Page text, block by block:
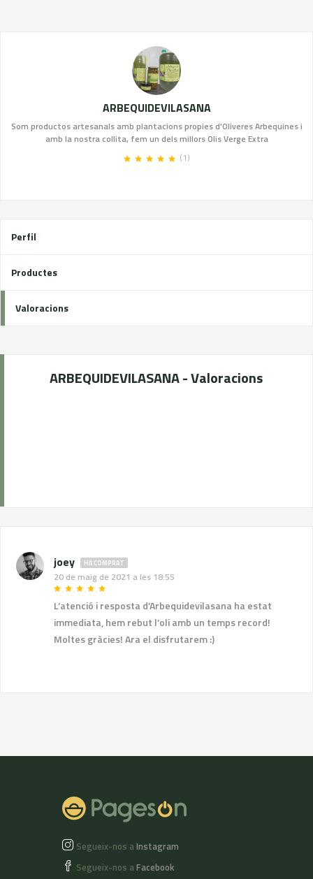
ARBEQUIDEVILASANA
Som productos artesanals amb plantacions propies d'Oliveres Arbequines i
amb la nostra collita, fem un dels millors Olis Verge Extra
(1)
Perfil
Productes
Valoracions
ARBEQUIDEVILASANA - Valoracions
joey HA COMPRAT
20 de maig de 2021 a les 18:55
L’atenció i resposta d’Arbequidevilasana ha estat
immediata, hem rebut l’oli amb un temps record!
Moltes gràcies! Ara el disfrutarem :)
Segueix-nos aInstagram
Segueix-nos aFacebook